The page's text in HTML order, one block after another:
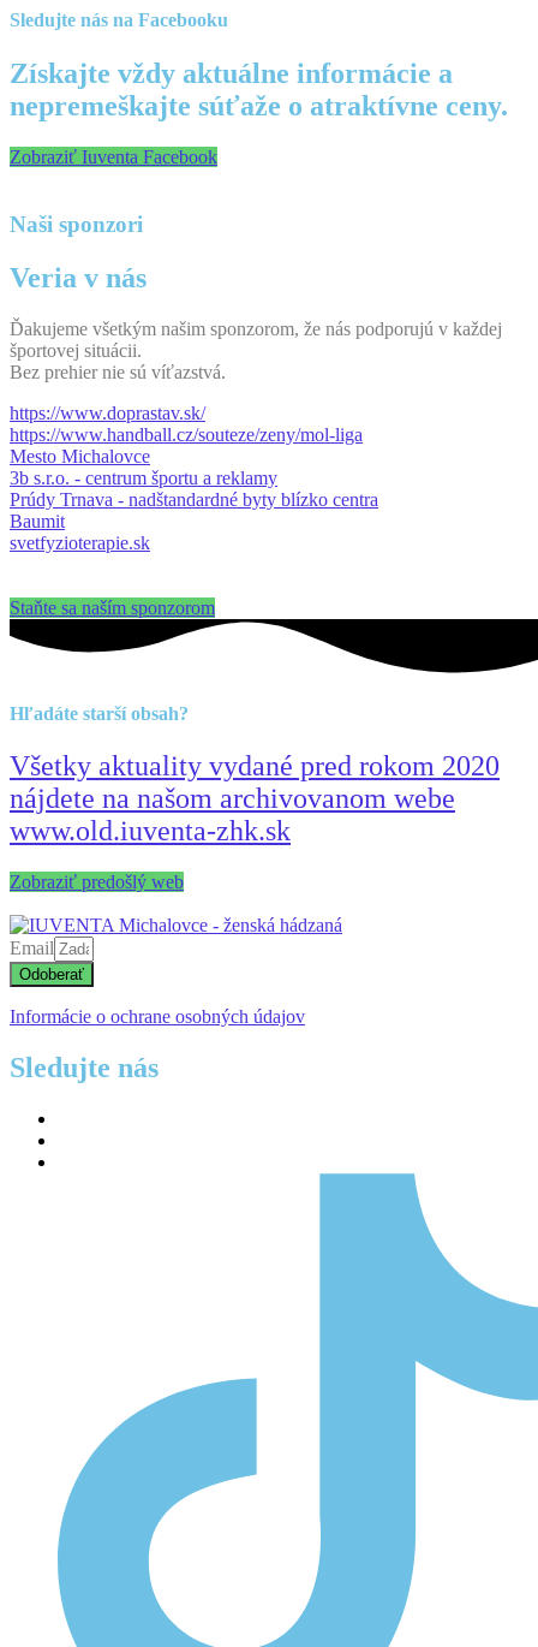
Sledujte nás na Facebooku
Získajte vždy aktuálne informácie a
nepremeškajte súťaže o atraktívne ceny.
Zobraziť Iuventa Facebook
Naši sponzori
Veria v nás
Ďakujeme všetkým našim sponzorom, že nás podporujú v každej
športovej situácii.
Bez prehier nie sú víťazstvá.
https://www.doprastav.sk/
https://www.handball.cz/souteze/zeny/mol-liga
Mesto Michalovce
3b s.r.o. - centrum športu a reklamy
Prúdy Trnava - nadštandardné byty blízko centra
Baumit
svetfyzioterapie.sk
Staňte sa naším sponzorom
Hľadáte starší obsah?
Všetky aktuality vydané pred rokom 2020
nájdete na našom archivovanom webe
www.old.iuventa-zhk.sk
Zobraziť predošlý web
Email
Odoberať
Informácie o ochrane osobných údajov
Sledujte nás